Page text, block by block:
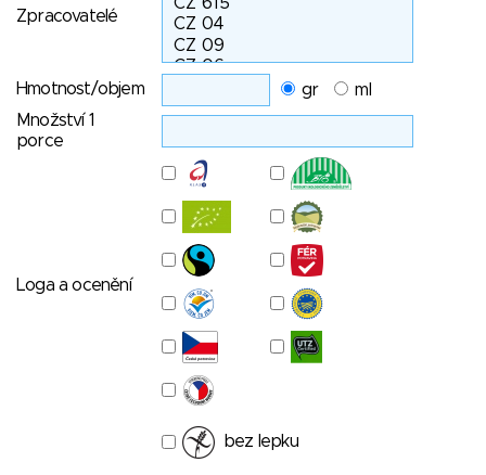
Zpracovatelé
Hmotnost/objem gr
ml
Množství 1
porce
Loga a ocenění
bez lepku